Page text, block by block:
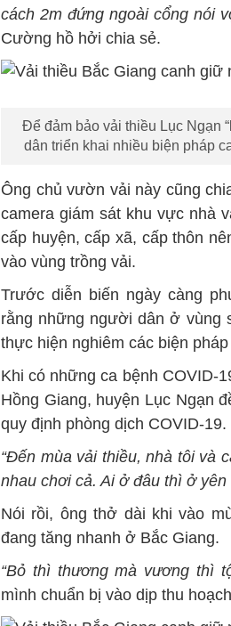
cách 2m đứng ngoài cổng nói
Cường hồ hởi chia sẻ.
Để đảm bảo vải thiều Lục Ngạn
dân triển khai nhiều biện pháp
Ông chủ vườn vải này cũng
camera giám sát khu vực nhà
cấp huyện, cấp xã, cấp thôn
vào vùng trồng vải.
Trước diễn biến ngày càng
rằng những người dân ở vùng
thực hiện nghiêm các biện
Khi có những ca bệnh COVID-
Hồng Giang, huyện Lục Ngạn
quy định phòng dịch COVID-19.
“Đến mùa vải thiều, nhà tôi và
nhau chơi cả. Ai ở đâu thì ở yên
Nói rồi, ông thở dài khi vào
đang tăng nhanh ở Bắc Giang.
“Bỏ thì thương mà vương thì
mình chuẩn bị vào dịp thu